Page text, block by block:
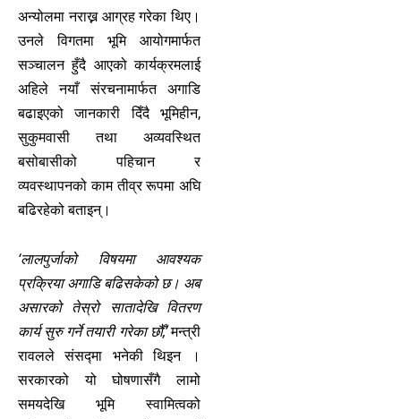
अन्योलमा नराख्न आग्रह गरेका थिए।
उनले विगतमा भूमि आयोगमार्फत
सञ्चालन हुँदै आएको कार्यक्रमलाई
अहिले नयाँ संरचनामार्फत अगाडि
बढाइएको जानकारी दिँदै भूमिहीन,
सुकुमवासी तथा अव्यवस्थित
बसोबासीको पहिचान र
व्यवस्थापनको काम तीव्र रूपमा अघि
बढिरहेको बताइन्।
‘लालपुर्जाको विषयमा आवश्यक
प्रक्रिया अगाडि बढिसकेको छ। अब
असारको तेस्रो सातादेखि वितरण
कार्य सुरु गर्ने तयारी गरेका छौँ,’मन्त्री
रावलले संसद्मा भनेकी थिइन ।
सरकारको यो घोषणासँगै लामो
समयदेखि भूमि स्वामित्वको